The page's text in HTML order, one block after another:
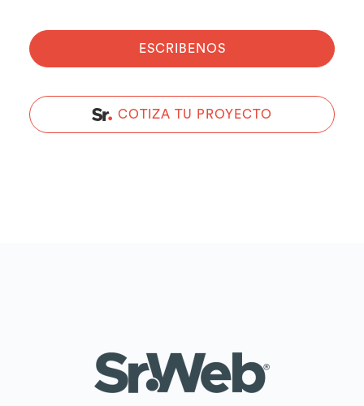
ESCRIBENOS
COTIZA TU PROYECTO